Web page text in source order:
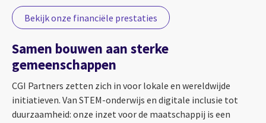
Bekijk onze financiële prestaties
Samen bouwen aan sterke
gemeenschappen
CGI Partners zetten zich in voor lokale en wereldwijde
initiatieven. Van STEM-onderwijs en digitale inclusie tot
duurzaamheid: onze inzet voor de maatschappij is een